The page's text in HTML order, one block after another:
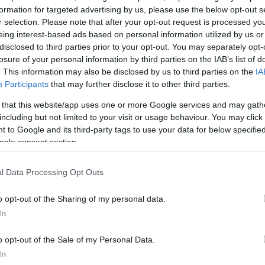
for targeted advertising by us, please use the below opt-out
selection. Please note that after your opt-out request is processed
interest-based ads based on personal information utilized by us
to third parties prior to your opt-out. You may separately
of your personal information by third parties on the IAB’s list of
This information may also be disclosed by us to third parties on the
Participants that may further disclose it to other third parties.
that this website/app uses one or more Google services and may
but not limited to your visit or usage behaviour. You may
to Google and its third-party tags to use your data for below
consent section.
Data Processing Opt Outs
opt-out of the Sharing of my personal data.
opt-out of the Sale of my Personal Data.
ξεκινάνε από το “α τι πήγα και είδα και αυτό”. Αυτό
Μπορώ κάλλιστα να πω κι εγώ κι εμένα πολλές
αρέσουν. Δε σημαίνει όμως ότι θα στήσω τον
“πω πω, τι έκανε”, “πώς καταστράφηκε το έργο”.
απέτυχε. Αυτό ήταν», δήλωσε ακόμα η γνωστή